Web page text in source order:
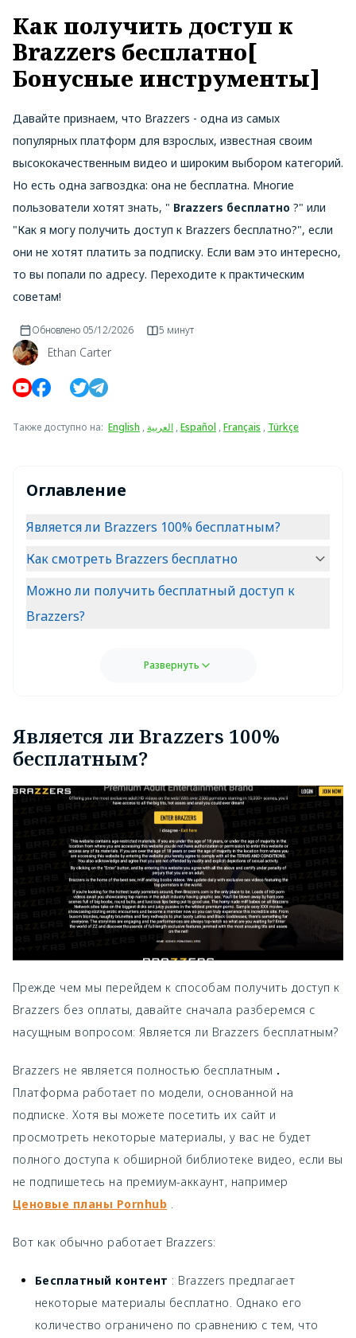
Как получить доступ к
Brazzers бесплатно[
Бонусные инструменты]
Давайте признаем, что Brazzers - одна из самых
популярных платформ для взрослых, известная своим
высококачественным видео и широким выбором категорий.
Но есть одна загвоздка: она не бесплатна. Многие
пользователи хотят знать, " Brazzers бесплатно ?" или
"Как я могу получить доступ к Brazzers бесплатно?", если
они не хотят платить за подписку. Если вам это интересно,
то вы попали по адресу. Переходите к практическим
советам!
Ethan Carter
Обновлено 05/12/2026 5 минут
Также доступно на: English , العربية ,Español ,Français , Türkçe
Оглавление
Является ли Brazzers 100% бесплатным?
Как смотреть Brazzers бесплатно
Можно ли получить бесплатный доступ к
Brazzers?
Развернуть
Является ли Brazzers 100%
бесплатным?
Прежде чем мы перейдем к способам получить доступ к
Brazzers без оплаты, давайте сначала разберемся с
насущным вопросом: Является ли Brazzers бесплатным?
Brazzers не является полностью бесплатным .
Платформа работает по модели, основанной на
подписке. Хотя вы можете посетить их сайт и
просмотреть некоторые материалы, у вас не будет
полного доступа к обширной библиотеке видео, если вы
не подпишетесь на премиум-аккаунт, например
Ценовые планы Pornhub
Вот как обычно работает Brazzers:
Бесплатный контент : Brazzers предлагает
некоторые материалы бесплатно. Однако его
количество ограничено по сравнению с тем, что